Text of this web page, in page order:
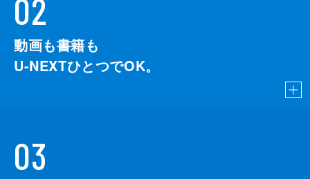
02
動画も書籍も
U-NEXTひとつでOK。
03